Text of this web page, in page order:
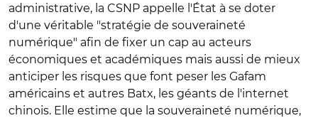
administrative, la CSNP appelle l'État à se doter
d'une véritable "stratégie de souveraineté
numérique" afin de fixer un cap au acteurs
économiques et académiques mais aussi de mieux
anticiper les risques que font peser les Gafam
américains et autres Batx, les géants de l'internet
chinois. Elle estime que la souveraineté numérique,